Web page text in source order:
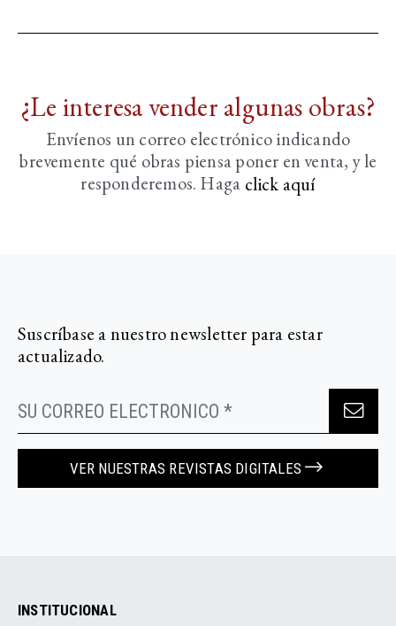
¿Le interesa vender algunas obras?
Envíenos un correo electrónico indicando
brevemente qué obras piensa poner en venta, y le
responderemos. Haga click aquí­
Suscríbase a nuestro newsletter para estar
actualizado.
VER NUESTRAS REVISTAS DIGITALES
INSTITUCIONAL